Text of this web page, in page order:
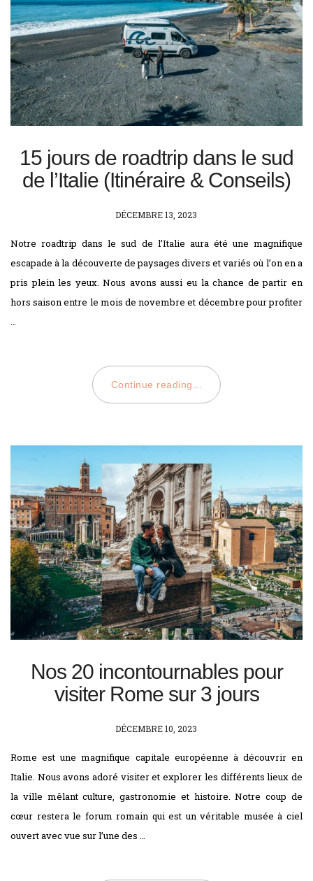
15 jours de roadtrip dans le sud
de l’Italie (Itinéraire & Conseils)
POSTED
DÉCEMBRE 13, 2023
Notre roadtrip dans le sud de l’Italie aura été une magnifique
escapade à la découverte de paysages divers et variés où l’on en a
pris plein les yeux. Nous avons aussi eu la chance de partir en
hors saison entre le mois de novembre et décembre pour profiter
Continue reading...
Nos 20 incontournables pour
visiter Rome sur 3 jours
POSTED
DÉCEMBRE 10, 2023
Rome est une magnifique capitale européenne à découvrir en
Italie. Nous avons adoré visiter et explorer les différents lieux de
la ville mêlant culture, gastronomie et histoire. Notre coup de
cœur restera le forum romain qui est un véritable musée à ciel
ouvert avec vue sur l’une des …